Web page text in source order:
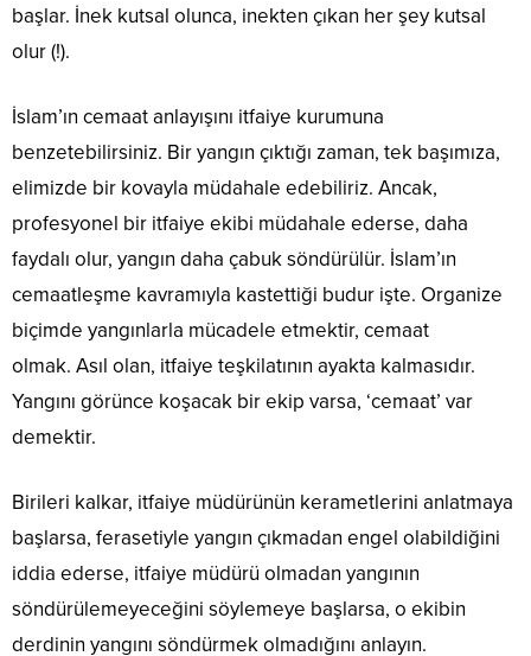
başlar. İnek kutsal olunca, inekten çıkan her şey kutsal
olur (!).
İslam’ın cemaat anlayışını itfaiye kurumuna
benzetebilirsiniz. Bir yangın çıktığı zaman, tek başımıza,
elimizde bir kovayla müdahale edebiliriz. Ancak,
profesyonel bir itfaiye ekibi müdahale ederse, daha
faydalı olur, yangın daha çabuk söndürülür. İslam’ın
cemaatleşme kavramıyla kastettiği budur işte. Organize
biçimde yangınlarla mücadele etmektir, cemaat
olmak. Asıl olan, itfaiye teşkilatının ayakta kalmasıdır.
Yangını görünce koşacak bir ekip varsa, ‘cemaat’ var
demektir.
Birileri kalkar, itfaiye müdürünün kerametlerini anlatmaya
başlarsa, ferasetiyle yangın çıkmadan engel olabildiğini
iddia ederse, itfaiye müdürü olmadan yangının
söndürülemeyeceğini söylemeye başlarsa, o ekibin
derdinin yangını söndürmek olmadığını anlayın.